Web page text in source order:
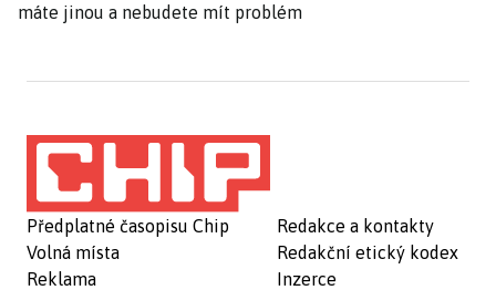
máte jinou a nebudete mít problém
Předplatné časopisu Chip
Volná místa
Reklama
Redakce a kontakty
Redakční etický kodex
Inzerce